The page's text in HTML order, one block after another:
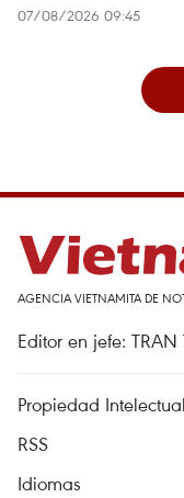
07/08/2026 09:45
AGENCIA VIETNAMITA DE
Editor en jefe: TRAN
Propiedad Intelectual
RSS
Idiomas